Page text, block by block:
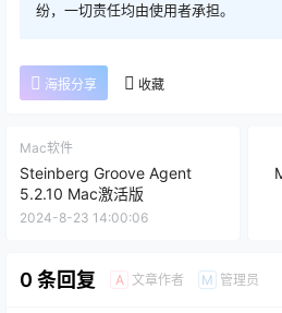
纷，一切责任均由使用者承担。
海报分享 收藏
Mac软件
Steinberg Groove Agent
5.2.10 Mac激活版
2024-8-23 14:00:06
0 条回复 A 文章作者 M 管理员